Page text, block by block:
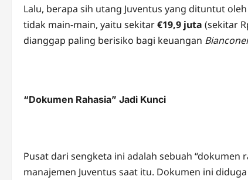
Lalu, berapa sih utang Juventus yang dituntut
tidak main-main, yaitu sekitar€19,9 juta (sekitar
dianggap paling berisiko bagi keuangan
“Dokumen Rahasia” Jadi Kunci
Pusat dari sengketa ini adalah sebuah
manajemen Juventus saat itu. Dokumen ini